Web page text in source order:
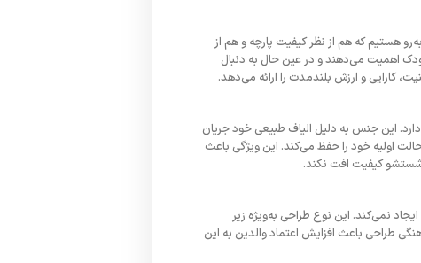
هستیم که هم از نظر کیفیت پارچه و هم از
اهمیت می‌دهند و در عین حال به دنبال
کارایی و ارزش بلندمدت را ارائه می‌دهد.
این جنس به دلیل الیاف طبیعی خود جریان
اولیه خود را حفظ می‌کند. این ویژگی باعث
شستشو کیفیت افت نکند.
نمی‌کند. این نوع طراحی به‌ویژه زیر
طراحی باعث افزایش اعتماد والدین به این